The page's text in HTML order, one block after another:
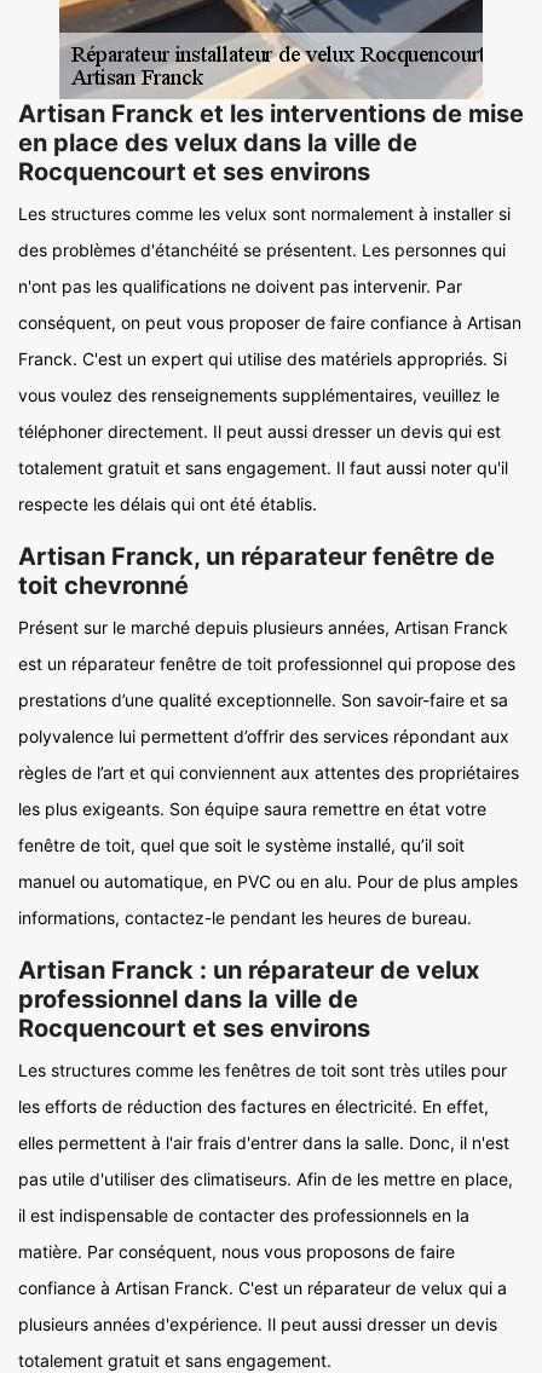
Artisan Franck et les interventions de mise
en place des velux dans la ville de
Rocquencourt et ses environs
Les structures comme les velux sont normalement à installer si
des problèmes d'étanchéité se présentent. Les personnes qui
n'ont pas les qualifications ne doivent pas intervenir. Par
conséquent, on peut vous proposer de faire confiance à Artisan
Franck. C'est un expert qui utilise des matériels appropriés. Si
vous voulez des renseignements supplémentaires, veuillez le
téléphoner directement. Il peut aussi dresser un devis qui est
totalement gratuit et sans engagement. Il faut aussi noter qu'il
respecte les délais qui ont été établis.
Artisan Franck, un réparateur fenêtre de
toit chevronné
Présent sur le marché depuis plusieurs années, Artisan Franck
est un réparateur fenêtre de toit professionnel qui propose des
prestations d’une qualité exceptionnelle. Son savoir-faire et sa
polyvalence lui permettent d’offrir des services répondant aux
règles de l’art et qui conviennent aux attentes des propriétaires
les plus exigeants. Son équipe saura remettre en état votre
fenêtre de toit, quel que soit le système installé, qu’il soit
manuel ou automatique, en PVC ou en alu. Pour de plus amples
informations, contactez-le pendant les heures de bureau.
Artisan Franck : un réparateur de velux
professionnel dans la ville de
Rocquencourt et ses environs
Les structures comme les fenêtres de toit sont très utiles pour
les efforts de réduction des factures en électricité. En effet,
elles permettent à l'air frais d'entrer dans la salle. Donc, il n'est
pas utile d'utiliser des climatiseurs. Afin de les mettre en place,
il est indispensable de contacter des professionnels en la
matière. Par conséquent, nous vous proposons de faire
confiance à Artisan Franck. C'est un réparateur de velux qui a
plusieurs années d'expérience. Il peut aussi dresser un devis
totalement gratuit et sans engagement.